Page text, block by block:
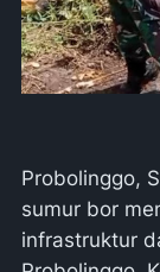
Probolinggo,
sumur bor
infrastruktur